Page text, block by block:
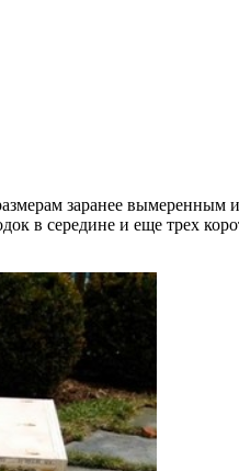
заранее
в середине и еще трех